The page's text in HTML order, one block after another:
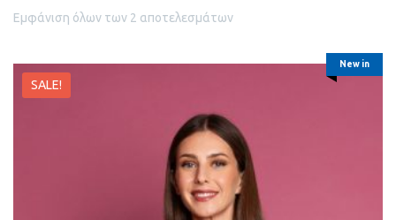
Εμφάνιση όλων των 2 αποτελεσμάτων
New in
SALE!